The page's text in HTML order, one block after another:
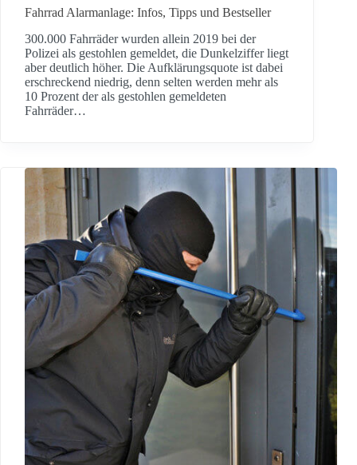
Fahrrad Alarmanlage: Infos, Tipps und Bestseller
300.000 Fahrräder wurden allein 2019 bei der
Polizei als gestohlen gemeldet, die Dunkelziffer liegt
aber deutlich höher. Die Aufklärungsquote ist dabei
erschreckend niedrig, denn selten werden mehr als
10 Prozent der als gestohlen gemeldeten
Fahrräder…